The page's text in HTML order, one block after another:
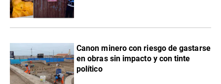
Canon minero con riesgo de gastarse
en obras sin impacto y con tinte
político